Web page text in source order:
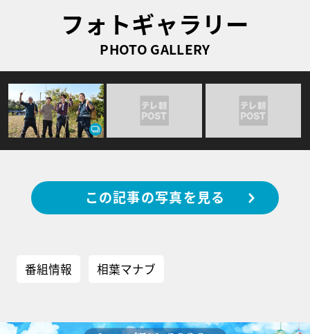
フォトギャラリー
PHOTO GALLERY
この記事の写真を見る
番組情報 相葉マナブ